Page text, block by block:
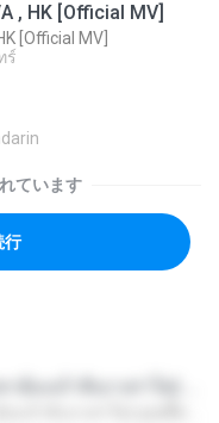
, HK [Official MV]
[Official MV]
ร์
ています
行